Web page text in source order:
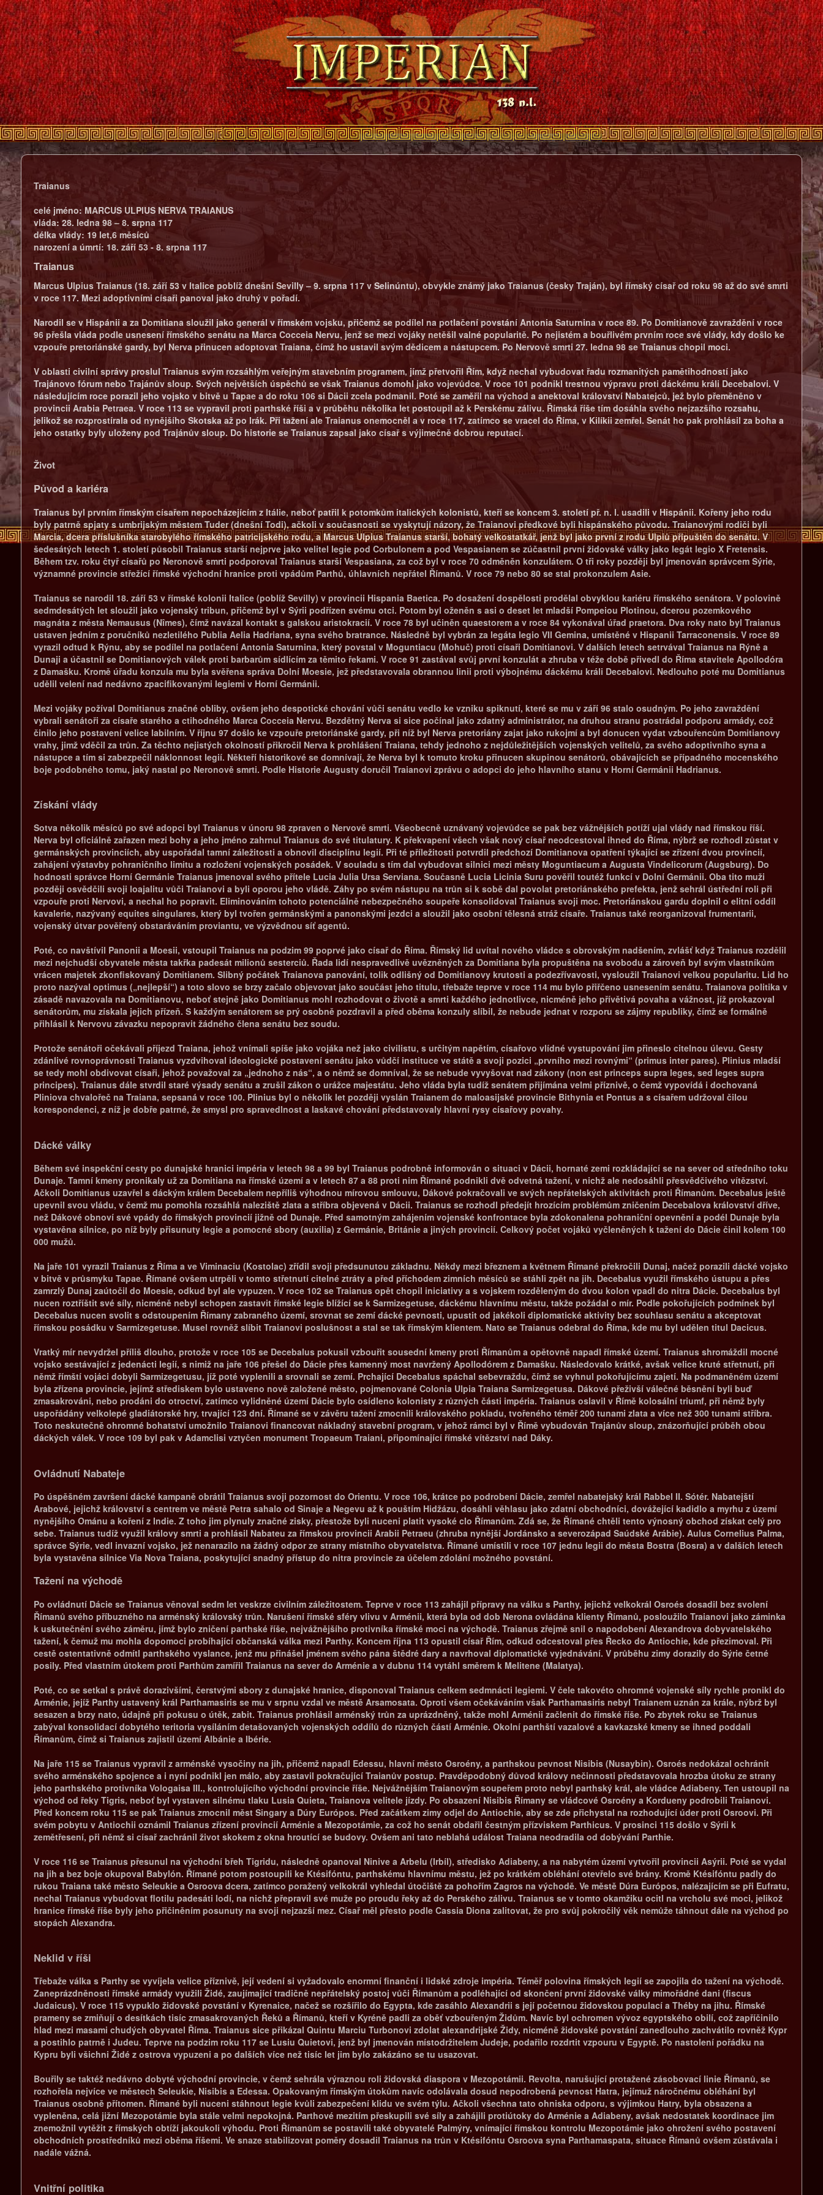
Traianus
celé jméno: MARCUS ULPIUS NERVA TRAIANUS
vláda: 28. ledna 98 – 8. srpna 117
délka vlády: 19 let,6 měsíců
narození a úmrtí: 18. září 53 - 8. srpna 117
Traianus
Marcus Ulpius Traianus (18. září 53 v Italice poblíž dnešní Sevilly – 9. srpna 117 v Selinúntu), obvykle známý jako Traianus (česky Traján), byl římský císař od roku 98 až do své smrti
v roce 117. Mezi adoptivními císaři panoval jako druhý v pořadí.
Narodil se v Hispánii a za Domitiana sloužil jako generál v římském vojsku, přičemž se podílel na potlačení povstání Antonia Saturnina v roce 89. Po Domitianově zavraždění v roce
96 přešla vláda podle usnesení římského senátu na Marca Cocceia Nervu, jenž se mezi vojáky netěšil valné popularitě. Po nejistém a bouřlivém prvním roce své vlády, kdy došlo ke
vzpouře pretoriánské gardy, byl Nerva přinucen adoptovat Traiana, čímž ho ustavil svým dědicem a nástupcem. Po Nervově smrti 27. ledna 98 se Traianus chopil moci.
V oblasti civilní správy proslul Traianus svým rozsáhlým veřejným stavebním programem, jímž přetvořil Řím, když nechal vybudovat řadu rozmanitých pamětihodností jako
Trajánovo fórum nebo Trajánův sloup. Svých největších úspěchů se však Traianus domohl jako vojevůdce. V roce 101 podnikl trestnou výpravu proti dáckému králi Decebalovi. V
následujícím roce porazil jeho vojsko v bitvě u Tapae a do roku 106 si Dácii zcela podmanil. Poté se zaměřil na východ a anektoval království Nabatejců, jež bylo přeměněno v
provincii Arabia Petraea. V roce 113 se vypravil proti parthské říši a v průběhu několika let postoupil až k Perskému zálivu. Římská říše tím dosáhla svého nejzazšího rozsahu,
jelikož se rozprostírala od nynějšího Skotska až po Irák. Při tažení ale Traianus onemocněl a v roce 117, zatímco se vracel do Říma, v Kilíkii zemřel. Senát ho pak prohlásil za boha a
jeho ostatky byly uloženy pod Trajánův sloup. Do historie se Traianus zapsal jako císař s výjimečně dobrou reputací.
Život
Původ a kariéra
Traianus byl prvním římským císařem nepocházejícím z Itálie, neboť patřil k potomkům italických kolonistů, kteří se koncem 3. století př. n. l. usadili v Hispánii. Kořeny jeho rodu
byly patrně spjaty s umbrijským městem Tuder (dnešní Todi), ačkoli v současnosti se vyskytují názory, že Traianovi předkové byli hispánského původu. Traianovými rodiči byli
Marcia, dcera příslušníka starobylého římského patricijského rodu, a Marcus Ulpius Traianus starší, bohatý velkostatkář, jenž byl jako první z rodu Ulpiů připuštěn do senátu. V
šedesátých letech 1. století působil Traianus starší nejprve jako velitel legie pod Corbulonem a pod Vespasianem se zúčastnil první židovské války jako legát legio X Fretensis.
Během tzv. roku čtyř císařů po Neronově smrti podporoval Traianus starší Vespasiana, za což byl v roce 70 odměněn konzulátem. O tři roky později byl jmenován správcem Sýrie,
významné provincie střežící římské východní hranice proti vpádům Parthů, úhlavních nepřátel Římanů. V roce 79 nebo 80 se stal prokonzulem Asie.
Traianus se narodil 18. září 53 v římské kolonii Italice (poblíž Sevilly) v provincii Hispania Baetica. Po dosažení dospělosti prodělal obvyklou kariéru římského senátora. V polovině
sedmdesátých let sloužil jako vojenský tribun, přičemž byl v Sýrii podřízen svému otci. Potom byl oženěn s asi o deset let mladší Pompeiou Plotinou, dcerou pozemkového
magnáta z města Nemausus (Nîmes), čímž navázal kontakt s galskou aristokracií. V roce 78 byl učiněn quaestorem a v roce 84 vykonával úřad praetora. Dva roky nato byl Traianus
ustaven jedním z poručníků nezletilého Publia Aelia Hadriana, syna svého bratrance. Následně byl vybrán za legáta legio VII Gemina, umístěné v Hispanii Tarraconensis. V roce 89
vyrazil odtud k Rýnu, aby se podílel na potlačení Antonia Saturnina, který povstal v Moguntiacu (Mohuč) proti císaři Domitianovi. V dalších letech setrvával Traianus na Rýně a
Dunaji a účastnil se Domitianových válek proti barbarům sídlícím za těmito řekami. V roce 91 zastával svůj první konzulát a zhruba v téže době přivedl do Říma stavitele Apollodóra
z Damašku. Kromě úřadu konzula mu byla svěřena správa Dolní Moesie, jež představovala obrannou linii proti výbojnému dáckému králi Decebalovi. Nedlouho poté mu Domitianus
udělil velení nad nedávno zpacifikovanými legiemi v Horní Germánii.
Mezi vojáky požíval Domitianus značné obliby, ovšem jeho despotické chování vůči senátu vedlo ke vzniku spiknutí, které se mu v září 96 stalo osudným. Po jeho zavraždění
vybrali senátoři za císaře starého a ctihodného Marca Cocceia Nervu. Bezdětný Nerva si sice počínal jako zdatný administrátor, na druhou stranu postrádal podporu armády, což
činilo jeho postavení velice labilním. V říjnu 97 došlo ke vzpouře pretoriánské gardy, při níž byl Nerva pretoriány zajat jako rukojmí a byl donucen vydat vzbouřencům Domitianovy
vrahy, jimž vděčil za trůn. Za těchto nejistých okolností přikročil Nerva k prohlášení Traiana, tehdy jednoho z nejdůležitějších vojenských velitelů, za svého adoptivního syna a
nástupce a tím si zabezpečil náklonnost legií. Někteří historikové se domnívají, že Nerva byl k tomuto kroku přinucen skupinou senátorů, obávajících se případného mocenského
boje podobného tomu, jaký nastal po Neronově smrti. Podle Historie Augusty doručil Traianovi zprávu o adopci do jeho hlavního stanu v Horní Germánii Hadrianus.
Získání vlády
Sotva několik měsíců po své adopci byl Traianus v únoru 98 zpraven o Nervově smrti. Všeobecně uznávaný vojevůdce se pak bez vážnějších potíží ujal vlády nad římskou říší.
Nerva byl oficiálně zařazen mezi bohy a jeho jméno zahrnul Traianus do své titulatury. K překvapení všech však nový císař neodcestoval ihned do Říma, nýbrž se rozhodl zůstat v
germánských provinciích, aby uspořádal tamní záležitosti a obnovil disciplínu legií. Při té příležitosti potvrdil předchozí Domitianova opatření týkající se zřízení dvou provincií,
zahájení výstavby pohraničního limitu a rozložení vojenských posádek. V souladu s tím dal vybudovat silnici mezi městy Moguntiacum a Augusta Vindelicorum (Augsburg). Do
hodnosti správce Horní Germánie Traianus jmenoval svého přítele Lucia Julia Ursa Serviana. Současně Lucia Licinia Suru pověřil toutéž funkcí v Dolní Germánii. Oba tito muži
později osvědčili svoji loajalitu vůči Traianovi a byli oporou jeho vládě. Záhy po svém nástupu na trůn si k sobě dal povolat pretoriánského prefekta, jenž sehrál ústřední roli při
vzpouře proti Nervovi, a nechal ho popravit. Eliminováním tohoto potenciálně nebezpečného soupeře konsolidoval Traianus svoji moc. Pretoriánskou gardu doplnil o elitní oddíl
kavalerie, nazývaný equites singulares, který byl tvořen germánskými a panonskými jezdci a sloužil jako osobní tělesná stráž císaře. Traianus také reorganizoval frumentarii,
vojenský útvar pověřený obstaráváním proviantu, ve výzvědnou síť agentů.
Poté, co navštívil Panonii a Moesii, vstoupil Traianus na podzim 99 poprvé jako císař do Říma. Římský lid uvítal nového vládce s obrovským nadšením, zvlášť když Traianus rozdělil
mezi nejchudší obyvatele města takřka padesát milionů sesterciů. Řada lidí nespravedlivě uvězněných za Domitiana byla propuštěna na svobodu a zároveň byl svým vlastníkům
vrácen majetek zkonfiskovaný Domitianem. Slibný počátek Traianova panování, tolik odlišný od Domitianovy krutosti a podezřívavosti, vysloužil Traianovi velkou popularitu. Lid ho
proto nazýval optimus („nejlepší“) a toto slovo se brzy začalo objevovat jako součást jeho titulu, třebaže teprve v roce 114 mu bylo přiřčeno usnesením senátu. Traianova politika v
zásadě navazovala na Domitianovu, neboť stejně jako Domitianus mohl rozhodovat o životě a smrti každého jednotlivce, nicméně jeho přívětivá povaha a vážnost, jíž prokazoval
senátorům, mu získala jejich přízeň. S každým senátorem se prý osobně pozdravil a před oběma konzuly slíbil, že nebude jednat v rozporu se zájmy republiky, čímž se formálně
přihlásil k Nervovu závazku nepopravit žádného člena senátu bez soudu.
Protože senátoři očekávali příjezd Traiana, jehož vnímali spíše jako vojáka než jako civilistu, s určitým napětím, císařovo vlídné vystupování jim přineslo citelnou úlevu. Gesty
zdánlivé rovnoprávnosti Traianus vyzdvihoval ideologické postavení senátu jako vůdčí instituce ve státě a svoji pozici „prvního mezi rovnými“ (primus inter pares). Plinius mladší
se tedy mohl obdivovat císaři, jehož považoval za „jednoho z nás“, a o němž se domníval, že se nebude vyvyšovat nad zákony (non est princeps supra leges, sed leges supra
principes). Traianus dále stvrdil staré výsady senátu a zrušil zákon o urážce majestátu. Jeho vláda byla tudíž senátem přijímána velmi příznivě, o čemž vypovídá i dochovaná
Pliniova chvalořeč na Traiana, sepsaná v roce 100. Plinius byl o několik let později vyslán Traianem do maloasijské provincie Bithynia et Pontus a s císařem udržoval čilou
korespondenci, z níž je dobře patrné, že smysl pro spravedlnost a laskavé chování představovaly hlavní rysy císařovy povahy.
Dácké války
Během své inspekční cesty po dunajské hranici impéria v letech 98 a 99 byl Traianus podrobně informován o situaci v Dácii, hornaté zemi rozkládající se na sever od středního toku
Dunaje. Tamní kmeny pronikaly už za Domitiana na římské území a v letech 87 a 88 proti nim Římané podnikli dvě odvetná tažení, v nichž ale nedosáhli přesvědčivého vítězství.
Ačkoli Domitianus uzavřel s dáckým králem Decebalem nepříliš výhodnou mírovou smlouvu, Dákové pokračovali ve svých nepřátelských aktivitách proti Římanům. Decebalus ještě
upevnil svou vládu, v čemž mu pomohla rozsáhlá naleziště zlata a stříbra objevená v Dácii. Traianus se rozhodl předejít hrozícím problémům zničením Decebalova království dříve,
než Dákové obnoví své vpády do římských provincií jižně od Dunaje. Před samotným zahájením vojenské konfrontace byla zdokonalena pohraniční opevnění a podél Dunaje byla
vystavěna silnice, po níž byly přisunuty legie a pomocné sbory (auxilia) z Germánie, Británie a jiných provincií. Celkový počet vojáků vyčleněných k tažení do Dácie činil kolem 100
000 mužů.
Na jaře 101 vyrazil Traianus z Říma a ve Viminaciu (Kostolac) zřídil svoji předsunutou základnu. Někdy mezi březnem a květnem Římané překročili Dunaj, načež porazili dácké vojsko
v bitvě v průsmyku Tapae. Římané ovšem utrpěli v tomto střetnutí citelné ztráty a před příchodem zimních měsíců se stáhli zpět na jih. Decebalus využil římského ústupu a přes
zamrzlý Dunaj zaútočil do Moesie, odkud byl ale vypuzen. V roce 102 se Traianus opět chopil iniciativy a s vojskem rozděleným do dvou kolon vpadl do nitra Dácie. Decebalus byl
nucen roztříštit své síly, nicméně nebyl schopen zastavit římské legie blížící se k Sarmizegetuse, dáckému hlavnímu městu, takže požádal o mír. Podle pokořujících podmínek byl
Decebalus nucen svolit s odstoupením Římany zabraného území, srovnat se zemí dácké pevnosti, upustit od jakékoli diplomatické aktivity bez souhlasu senátu a akceptovat
římskou posádku v Sarmizegetuse. Musel rovněž slíbit Traianovi poslušnost a stal se tak římským klientem. Nato se Traianus odebral do Říma, kde mu byl udělen titul Dacicus.
Vratký mír nevydržel příliš dlouho, protože v roce 105 se Decebalus pokusil vzbouřit sousední kmeny proti Římanům a opětovně napadl římské území. Traianus shromáždil mocné
vojsko sestávající z jedenácti legií, s nimiž na jaře 106 přešel do Dácie přes kamenný most navržený Apollodórem z Damašku. Následovalo krátké, avšak velice kruté střetnutí, při
němž římští vojáci dobyli Sarmizegetusu, jíž poté vyplenili a srovnali se zemí. Prchající Decebalus spáchal sebevraždu, čímž se vyhnul pokořujícímu zajetí. Na podmaněném území
byla zřízena provincie, jejímž střediskem bylo ustaveno nově založené město, pojmenované Colonia Ulpia Traiana Sarmizegetusa. Dákové přeživší válečné běsnění byli buď
zmasakrováni, nebo prodáni do otroctví, zatímco vylidněné území Dácie bylo osídleno kolonisty z různých části impéria. Traianus oslavil v Římě kolosální triumf, při němž byly
uspořádány velkolepé gladiátorské hry, trvající 123 dní. Římané se v závěru tažení zmocnili královského pokladu, tvořeného téměř 200 tunami zlata a více než 300 tunami stříbra.
Toto neskutečně ohromné bohatství umožnilo Traianovi financovat nákladný stavební program, v jehož rámci byl v Římě vybudován Trajánův sloup, znázorňující průběh obou
dáckých válek. V roce 109 byl pak v Adamclisi vztyčen monument Tropaeum Traiani, připomínající římské vítězství nad Dáky.
Ovládnutí Nabateje
Po úspěšném završení dácké kampaně obrátil Traianus svoji pozornost do Orientu. V roce 106, krátce po podrobení Dácie, zemřel nabatejský král Rabbel II. Sótér. Nabatejští
Arabové, jejichž království s centrem ve městě Petra sahalo od Sinaje a Negevu až k pouštím Hidžázu, dosáhli věhlasu jako zdatní obchodníci, dovážející kadidlo a myrhu z území
nynějšího Ománu a koření z Indie. Z toho jim plynuly značné zisky, přestože byli nuceni platit vysoké clo Římanům. Zdá se, že Římané chtěli tento výnosný obchod získat celý pro
sebe. Traianus tudíž využil královy smrti a prohlásil Nabateu za římskou provincii Arabii Petraeu (zhruba nynější Jordánsko a severozápad Saúdské Arábie). Aulus Cornelius Palma,
správce Sýrie, vedl invazní vojsko, jež nenarazilo na žádný odpor ze strany místního obyvatelstva. Římané umístili v roce 107 jednu legii do města Bostra (Bosra) a v dalších letech
byla vystavěna silnice Via Nova Traiana, poskytující snadný přístup do nitra provincie za účelem zdolání možného povstání.
Tažení na východě
Po ovládnutí Dácie se Traianus věnoval sedm let veskrze civilním záležitostem. Teprve v roce 113 zahájil přípravy na válku s Parthy, jejichž velkokrál Osroés dosadil bez svolení
Římanů svého příbuzného na arménský královský trůn. Narušení římské sféry vlivu v Arménii, která byla od dob Nerona ovládána klienty Římanů, posloužilo Traianovi jako záminka
k uskutečnění svého záměru, jímž bylo zničení parthské říše, nejvážnějšího protivníka římské moci na východě. Traianus zřejmě snil o napodobení Alexandrova dobyvatelského
tažení, k čemuž mu mohla dopomoci probíhající občanská válka mezi Parthy. Koncem října 113 opustil císař Řím, odkud odcestoval přes Řecko do Antiochie, kde přezimoval. Při
cestě ostentativně odmítl parthského vyslance, jenž mu přinášel jménem svého pána štědré dary a navrhoval diplomatické vyjednávání. V průběhu zimy dorazily do Sýrie četné
posily. Před vlastním útokem proti Parthům zamířil Traianus na sever do Arménie a v dubnu 114 vytáhl směrem k Melitene (Malatya).
Poté, co se setkal s právě dorazivšími, čerstvými sbory z dunajské hranice, disponoval Traianus celkem sedmnácti legiemi. V čele takovéto ohromné vojenské síly rychle pronikl do
Arménie, jejíž Parthy ustavený král Parthamasiris se mu v srpnu vzdal ve městě Arsamosata. Oproti všem očekáváním však Parthamasiris nebyl Traianem uznán za krále, nýbrž byl
sesazen a brzy nato, údajně při pokusu o útěk, zabit. Traianus prohlásil arménský trůn za uprázdněný, takže mohl Arménii začlenit do římské říše. Po zbytek roku se Traianus
zabýval konsolidací dobytého teritoria vysíláním detašovaných vojenských oddílů do různých částí Arménie. Okolní parthští vazalové a kavkazské kmeny se ihned poddali
Římanům, čímž si Traianus zajistil území Albánie a Ibérie.
Na jaře 115 se Traianus vypravil z arménské vysočiny na jih, přičemž napadl Edessu, hlavní město Osroény, a parthskou pevnost Nisibis (Nusaybin). Osroés nedokázal ochránit
svého arménského spojence a i nyní podnikl jen málo, aby zastavil pokračující Traianův postup. Pravděpodobný důvod královy nečinnosti představovala hrozba útoku ze strany
jeho parthského protivníka Vologaisa III., kontrolujícího východní provincie říše. Nejvážnějším Traianovým soupeřem proto nebyl parthský král, ale vládce Adiabeny. Ten ustoupil na
východ od řeky Tigris, neboť byl vystaven silnému tlaku Lusia Quieta, Traianova velitele jízdy. Po obsazení Nisibis Římany se vládcové Osroény a Kordueny podrobili Traianovi.
Před koncem roku 115 se pak Traianus zmocnil měst Singary a Dúry Európos. Před začátkem zimy odjel do Antiochie, aby se zde přichystal na rozhodující úder proti Osroovi. Při
svém pobytu v Antiochii oznámil Traianus zřízení provincií Arménie a Mezopotámie, za což ho senát obdařil čestným přízviskem Parthicus. V prosinci 115 došlo v Sýrii k
zemětřesení, při němž si císař zachránil život skokem z okna hroutící se budovy. Ovšem ani tato neblahá událost Traiana neodradila od dobývání Parthie.
V roce 116 se Traianus přesunul na východní břeh Tigridu, následně opanoval Ninive a Arbelu (Irbíl), středisko Adiabeny, a na nabytém území vytvořil provincii Asýrii. Poté se vydal
na jih a bez boje okupoval Babylón. Římané potom postoupili ke Ktésifóntu, parthskému hlavnímu městu, jež po krátkém obléhání otevřelo své brány. Kromě Ktésifóntu padly do
rukou Traiana také město Seleukie a Osroova dcera, zatímco poražený velkokrál vyhledal útočiště za pohořím Zagros na východě. Ve městě Dúra Európos, nalézajícím se při Eufratu,
nechal Traianus vybudovat flotilu padesáti lodí, na nichž přepravil své muže po proudu řeky až do Perského zálivu. Traianus se v tomto okamžiku ocitl na vrcholu své moci, jelikož
hranice římské říše byly jeho přičiněním posunuty na svoji nejzazší mez. Císař měl přesto podle Cassia Diona zalitovat, že pro svůj pokročilý věk nemůže táhnout dále na východ po
stopách Alexandra.
Neklid v říši
Třebaže válka s Parthy se vyvíjela velice příznivě, její vedení si vyžadovalo enormní finanční i lidské zdroje impéria. Téměř polovina římských legií se zapojila do tažení na východě.
Zaneprázdněnosti římské armády využili Židé, zaujímající tradičně nepřátelský postoj vůči Římanům a podléhající od skončení první židovské války mimořádné dani (fiscus
Judaicus). V roce 115 vypuklo židovské povstání v Kyrenaice, načež se rozšířilo do Egypta, kde zasáhlo Alexandrii s její početnou židovskou populací a Théby na jihu. Římské
prameny se zmiňují o desítkách tisíc zmasakrovaných Řeků a Římanů, kteří v Kyréně padli za oběť vzbouřeným Židům. Navíc byl ochromen vývoz egyptského obilí, což zapříčinilo
hlad mezi masami chudých obyvatel Říma. Traianus sice přikázal Quintu Marciu Turbonovi zdolat alexandrijské Židy, nicméně židovské povstání zanedlouho zachvátilo rovněž Kypr
a postihlo patrně i Judeu. Teprve na podzim roku 117 se Lusiu Quietovi, jenž byl jmenován místodržitelem Judeje, podařilo rozdrtit vzpouru v Egyptě. Po nastolení pořádku na
Kypru byli všichni Židé z ostrova vypuzeni a po dalších více než tisíc let jim bylo zakázáno se tu usazovat.
Bouřily se taktéž nedávno dobyté východní provincie, v čemž sehrála výraznou roli židovská diaspora v Mezopotámii. Revolta, narušující protažené zásobovací linie Římanů, se
rozhořela nejvíce ve městech Seleukie, Nisibis a Edessa. Opakovaným římským útokům navíc odolávala dosud nepodrobená pevnost Hatra, jejímuž náročnému obléhání byl
Traianus osobně přítomen. Římané byli nuceni stáhnout legie kvůli zabezpečení klidu ve svém týlu. Ačkoli všechna tato ohniska odporu, s výjimkou Hatry, byla obsazena a
vypleněna, celá jižní Mezopotámie byla stále velmi nepokojná. Parthové mezitím přeskupili své síly a zahájili protiútoky do Arménie a Adiabeny, avšak nedostatek koordinace jim
znemožnil vytěžit z římských obtíží jakoukoli výhodu. Proti Římanům se postavili také obyvatelé Palmýry, vnímající římskou kontrolu Mezopotámie jako ohrožení svého postavení
obchodních prostředníků mezi oběma říšemi. Ve snaze stabilizovat poměry dosadil Traianus na trůn v Ktésifóntu Osroova syna Parthamaspata, situace Římanů ovšem zůstávala i
nadále vážná.
Vnitřní politika